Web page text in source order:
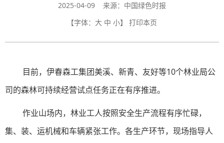
2025-04-09 来源：中国绿色时报
【字体： 大 中 小】 打印本页
目前，伊春森工集团美溪、新青、友好等10个林业局公
司的森林可持续经营试点任务正在有序推进。
作业山场内，林业工人按照安全生产流程有序忙碌，
集、装、运机械和车辆紧张工作。各生产环节，现场指导人